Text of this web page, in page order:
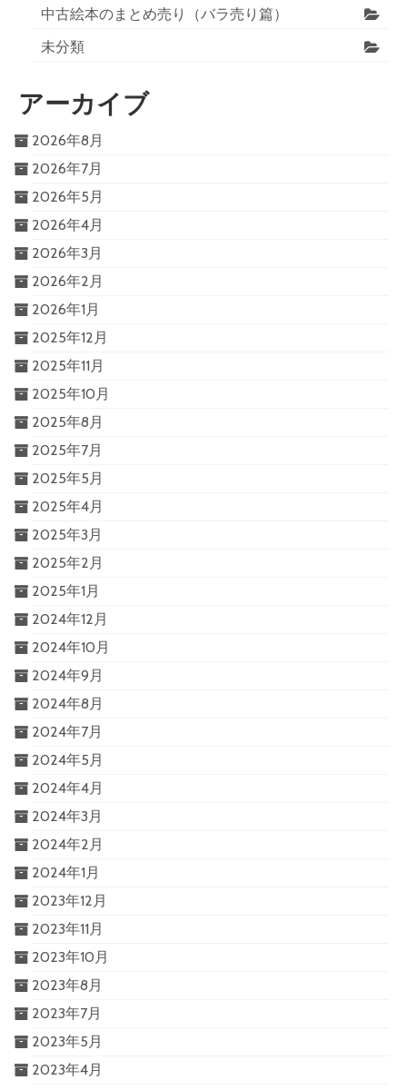
中古絵本のまとめ売り（バラ売り篇）
未分類
アーカイブ
2026年8月
2026年7月
2026年5月
2026年4月
2026年3月
2026年2月
2026年1月
2025年12月
2025年11月
2025年10月
2025年8月
2025年7月
2025年5月
2025年4月
2025年3月
2025年2月
2025年1月
2024年12月
2024年10月
2024年9月
2024年8月
2024年7月
2024年5月
2024年4月
2024年3月
2024年2月
2024年1月
2023年12月
2023年11月
2023年10月
2023年8月
2023年7月
2023年5月
2023年4月